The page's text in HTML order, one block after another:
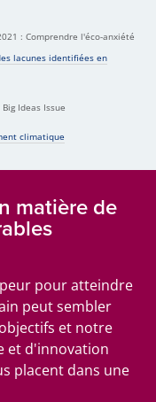
: Comprendre l'éco-anxiété
lacunes identifiées en
Ideas Issue
climatique
matière de
pour atteindre
peut sembler
et notre
et d'innovation
placent dans une